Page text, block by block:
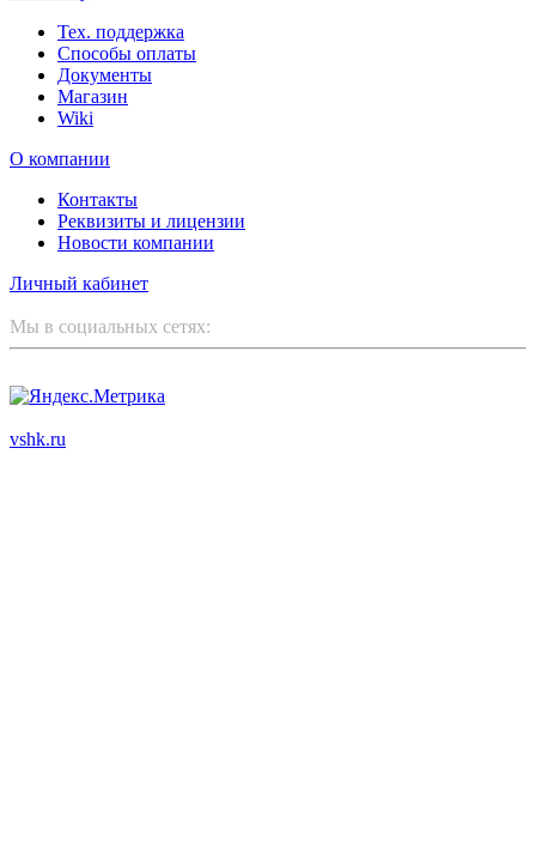
Тех. поддержка
Способы оплаты
Документы
Магазин
Wiki
О компании
Контакты
Реквизиты и лицензии
Новости компании
Личный кабинет
Мы в социальных сетях:
vshk.ru